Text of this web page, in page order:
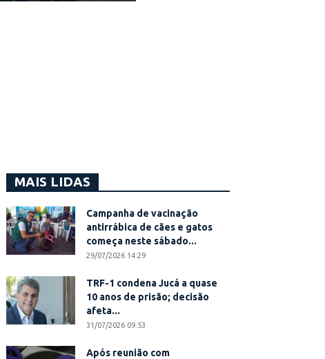
MAIS LIDAS
Campanha de vacinação
antirrábica de cães e gatos
começa neste sábado...
29/07/2026 14:29
TRF-1 condena Jucá a quase
10 anos de prisão; decisão
afeta...
31/07/2026 09:53
Após reunião com